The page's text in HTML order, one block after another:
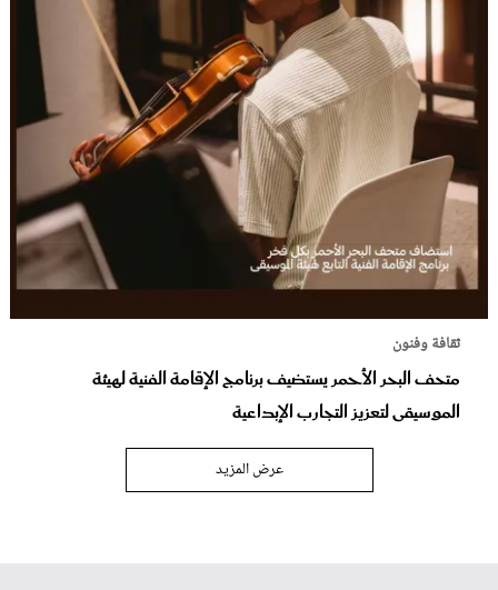
ثقافة وفنون
متحف البحر الأحمر يستضيف برنامج الإقامة الفنية لهيئة
الموسيقى لتعزيز التجارب الإبداعية
عرض المزيد